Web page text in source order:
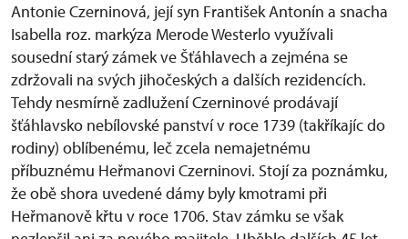
Antonie Czerninová, její syn František Antonín a snacha
Isabella roz. markýza Merode Westerlo využívali
sousední starý zámek ve Šťáhlavech a zejména se
zdržovali na svých jihočeských a dalších rezidencích.
Tehdy nesmírně zadlužení Czerninové prodávají
šťáhlavsko nebílovské panství v roce 1739 (takříkajíc do
rodiny) oblíbenému, leč zcela nemajetnému
příbuznému Heřmanovi Czerninovi. Stojí za poznámku,
že obě shora uvedené dámy byly kmotrami při
Heřmanově křtu v roce 1706. Stav zámku se však